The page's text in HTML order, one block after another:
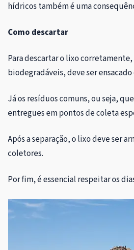
hídricos também é uma
Como descartar
Para descartar o lixo
biodegradáveis, deve ser
Já os resíduos comuns, ou seja,
entregues em pontos de coleta
Após a separação, o lixo deve ser
coletores.
Por fim, é essencial respeitar os